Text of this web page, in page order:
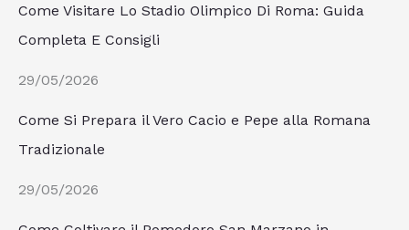
Come Visitare Lo Stadio Olimpico Di Roma: Guida
Completa E Consigli
29/05/2026
Come Si Prepara il Vero Cacio e Pepe alla Romana
Tradizionale
29/05/2026